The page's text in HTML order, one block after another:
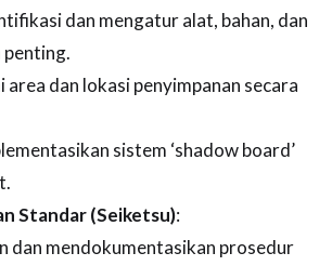
dan mengatur alat, bahan, dan
penting.
area dan lokasi penyimpanan secara
sistem ‘shadow board’
Standar (Seiketsu):
dan mendokumentasikan prosedur